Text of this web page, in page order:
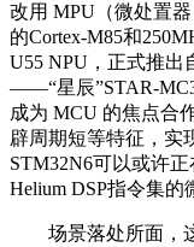
改用 MPU（微处置
的Cortex-M85和
U55 NPU，正式推出
——“星辰”STAR-
成为 MCU 的焦点合
辟周期短等特征，实
STM32N6可以或许
Helium DSP指令集的
场景落处所面，这